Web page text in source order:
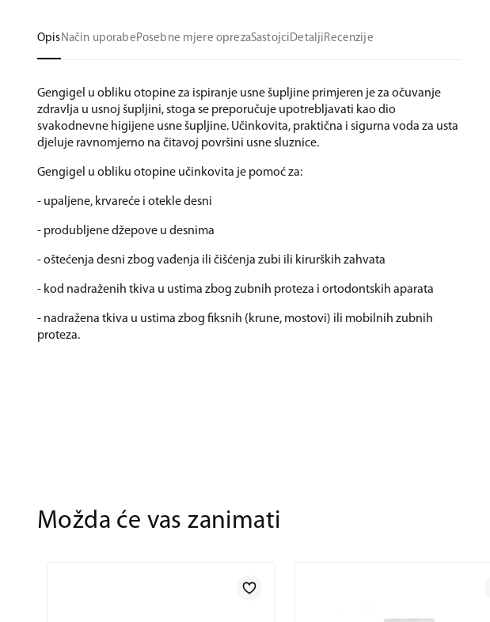
OpisNačin uporabePosebne mjere oprezaSastojciDetaljiRecenzije
Gengigel u obliku otopine za ispiranje usne šupljine primjeren je za očuvanje
zdravlja u usnoj šupljini, stoga se preporučuje upotrebljavati kao dio
svakodnevne higijene usne šupljine. Učinkovita, praktična i sigurna voda za usta
djeluje ravnomjerno na čitavoj površini usne sluznice.
Gengigel u obliku otopine učinkovita je pomoć za:
- upaljene, krvareće i otekle desni
- produbljene džepove u desnima
- oštećenja desni zbog vađenja ili čišćenja zubi ili kirurških zahvata
- kod nadraženih tkiva u ustima zbog zubnih proteza i ortodontskih aparata
- nadražena tkiva u ustima zbog fiksnih (krune, mostovi) ili mobilnih zubnih
proteza.
Možda će vas zanimati